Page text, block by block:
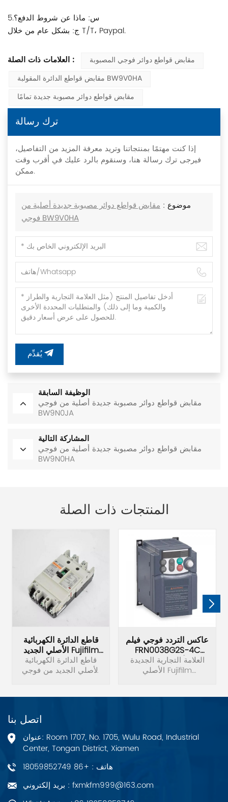
5.س: ماذا عن شروط الدفع؟
ج: بشكل عام من خلال T/T، Paypal.
العلامات ذات الصلة :
مقابض قواطع دوائر فوجي المصبوبة
مقابض قواطع الدائرة المقولبة BW9V0HA
مقابض قواطع دوائر مصبوبة جديدة تمامًا
ترك رسالة
إذا كنت مهتمًا بمنتجاتنا وتريد معرفة المزيد من التفاصيل،
فيرجى ترك رسالة هنا، وسنقوم بالرد عليك في أقرب وقت
ممكن.
موضوع : مقابض قواطع دوائر مصبوبة جديدة أصلية من
فوجي BW9V0HA
يُقدِّم
الوظيفة السابقة
مقابض قواطع دوائر مصبوبة جديدة أصلية من فوجي
BW9N0JA
المشاركة التالية
مقابض قواطع دوائر مصبوبة جديدة أصلية من فوجي
BW9N0HA
المنتجات ذات الصلة
قاطع الدائرة الكهربائية
الأصلي الجديد Fujifilm
BW125JAG-3P
قاطع الدائرة الكهربائية
الأصلي الجديد من فوجي
عاكس التردد فوجي فيلم
FRN0038G2S-4C
الأصلي الجديد
العلامة التجارية الجديدة
الأصلي Fujifilm
380 فولت الطاقة 15KW.
اتصل بنا
عنوان: Room 1707, No. 1705, Wulu Road, Industrial
Center, Tongan District, Xiamen
هاتف : +86 18059852749
بريد إلكتروني : fxmkfm999@163.com